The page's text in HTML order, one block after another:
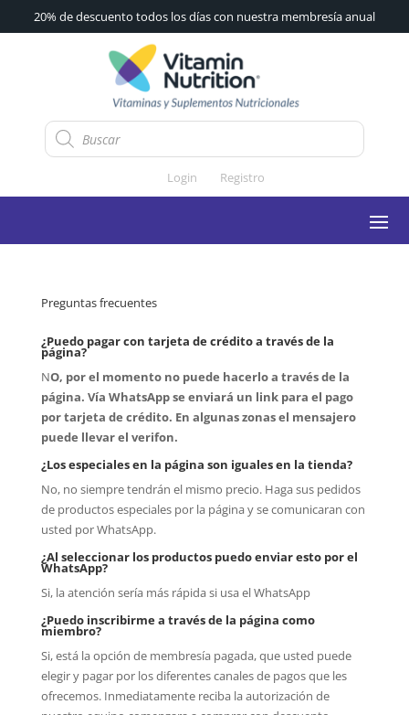
20% de descuento todos los días con nuestra membresía anual
Búsqueda
de
productos
Login
Registro
Preguntas frecuentes
¿Puedo pagar con tarjeta de crédito a través de la
página?
NO, por el momento no puede hacerlo a través de la
página. Vía WhatsApp se enviará un link para el pago
por tarjeta de crédito. En algunas zonas el mensajero
puede llevar el verifon.
¿Los especiales en la página son iguales en la tienda?
No, no siempre tendrán el mismo precio. Haga sus pedidos
de productos especiales por la página y se comunicaran con
usted por WhatsApp.
¿Al seleccionar los productos puedo enviar esto por el
WhatsApp?
Si, la atención sería más rápida si usa el WhatsApp
¿Puedo inscribirme a través de la página como
miembro?
Si, está la opción de membresía pagada, que usted puede
elegir y pagar por los diferentes canales de pagos que les
ofrecemos. Inmediatamente reciba la autorización de